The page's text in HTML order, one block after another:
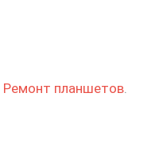
Ремонт планшетов.